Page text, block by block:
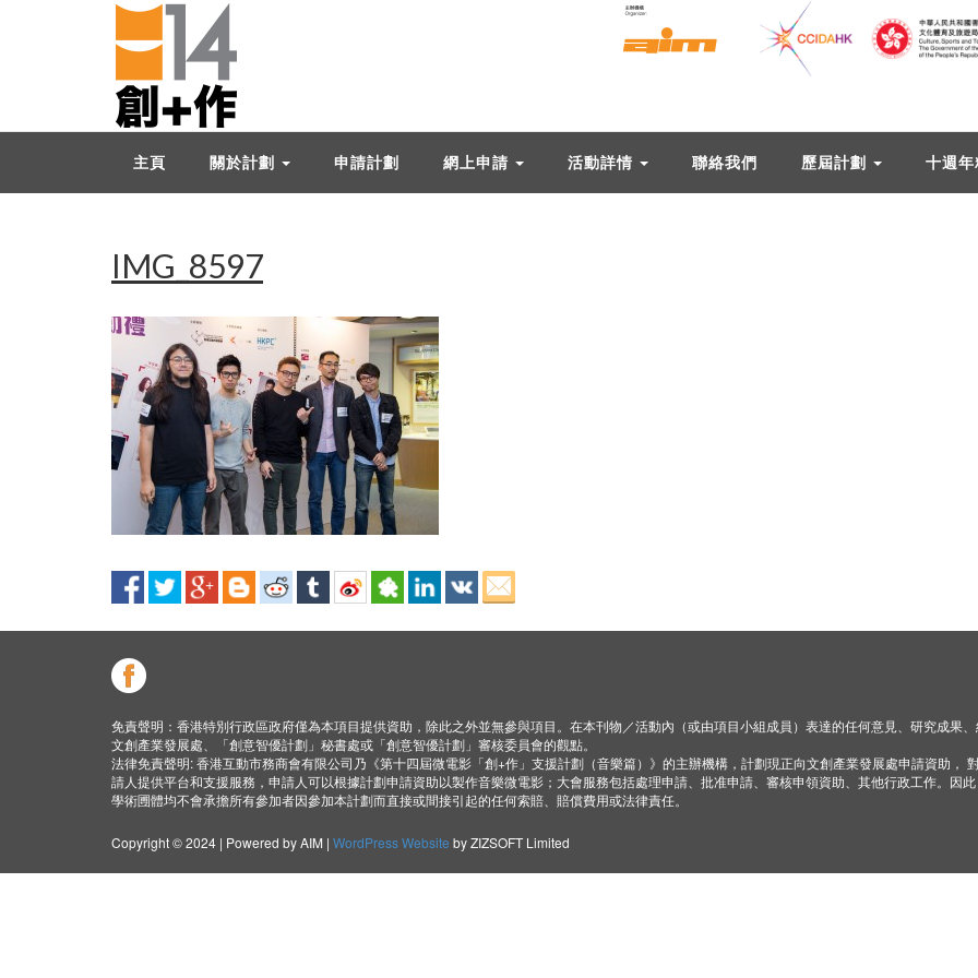
主頁 關於計劃 申請計劃 網上申請 活動詳情 聯絡我們 歷屆計劃 十週
IMG_8597
免責聲明：香港特別行政區政府僅為本項目提供資助，除此之外並無參與項目。在本刊物／活動內（或由項目小組成員）表達的任何意見、研究成果
文創產業發展處、「創意智優計劃」秘書處或「創意智優計劃」審核委員會的觀點。
法律免責聲明: 香港互動市務商會有限公司乃《第十四屆微電影「創+作」支援計劃（音樂篇）》的主辦機構，計劃現正向文創產業發展處申請資助，
請人提供平台和支援服務，申請人可以根據計劃申請資助以製作音樂微電影；大會服務包括處理申請、批准申請、審核申領資助、其他行政工作。因
學術圑體均不會承擔所有參加者因參加本計劃而直接或間接引起的任何索賠、賠償費用或法律責任。
Copyright © 2024 | Powered by AIM | WordPress Website by ZIZSOFT Limited